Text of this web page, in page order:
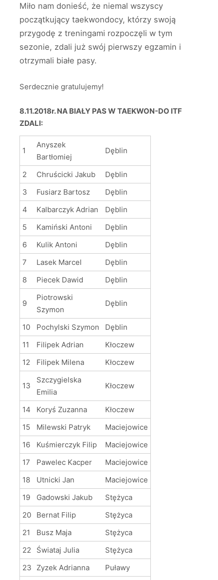
Miło nam donieść, że niemal wszyscy
początkujący taekwondocy, którzy swoją
przygodę z treningami rozpoczęli w tym
sezonie, zdali już swój pierwszy egzamin i
otrzymali białe pasy.
Serdecznie gratulujemy!
8.11.2018r. NA BIAŁY PAS W TAEKWON-DO ITF
ZDALI:
1
Anyszek
Bartłomiej
Dęblin
2 Chruścicki Jakub
Dęblin
3
Fusiarz Bartosz
Dęblin
4
Kalbarczyk Adrian
Dęblin
5
Kamiński Antoni
Dęblin
6
Kulik Antoni
Dęblin
7
Lasek Marcel
Dęblin
8
Piecek Dawid Dęblin
9
Piotrowski
Szymon
Dęblin
10 Pochylski Szymon
Dęblin
11
Filipek Adrian
Kłoczew
12
Filipek Milena Kłoczew
13
Szczygielska
Emilia
Kłoczew
14 Koryś Zuzanna
Kłoczew
15
Milewski Patryk
Maciejowice
16
Kuśmierczyk Filip
Maciejowice
17
Pawelec Kacper
Maciejowice
18
Utnicki Jan
Maciejowice
19
Gadowski Jakub
Stężyca
20
Bernat Filip
Stężyca
21
Busz Maja
Stężyca
22
Świataj Julia
Stężyca
23
Zyzek Adrianna
Puławy